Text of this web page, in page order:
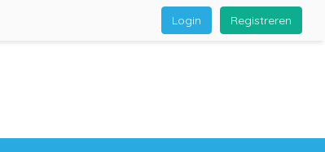
Registreren
Login